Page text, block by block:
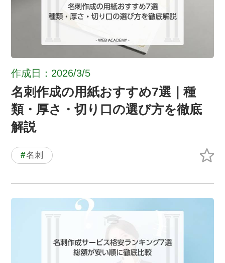
作成日：2026/3/5
名刺作成の用紙おすすめ7選｜種
類・厚さ・切り口の選び方を徹底
解説
#名刺